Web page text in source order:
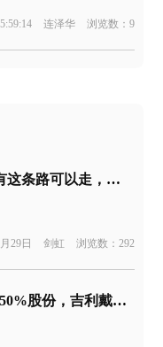
连泽华 浏览数：9
李斌：蔚来只有这条路可以走，整个公司都在积极融资
29日 剑虹 浏览数：292
拿下smart品牌50%股份，吉利戴姆勒将成立合资公司